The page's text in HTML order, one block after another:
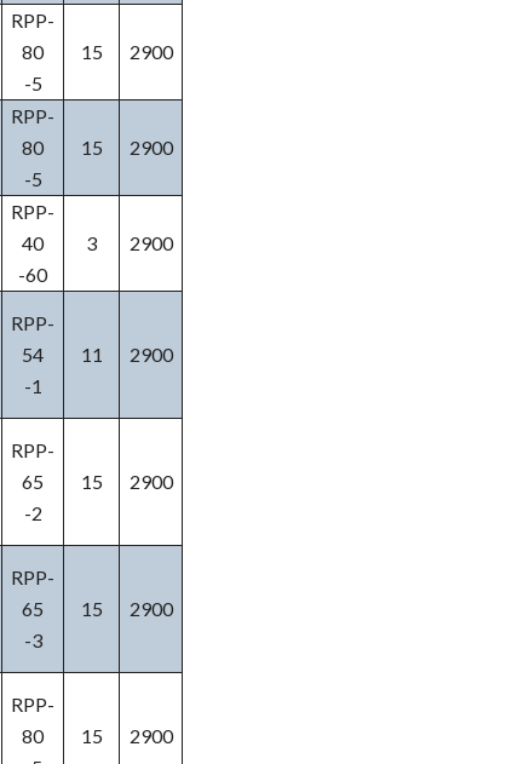
RPP-
80
-5
15 2900
RPP-
80
-5
15 2900
RPP-
40
-60
3 2900
RPP-
54
-1
11 2900
RPP-
65
-2
15 2900
RPP-
65
-3
15 2900
RPP-
80
15 2900